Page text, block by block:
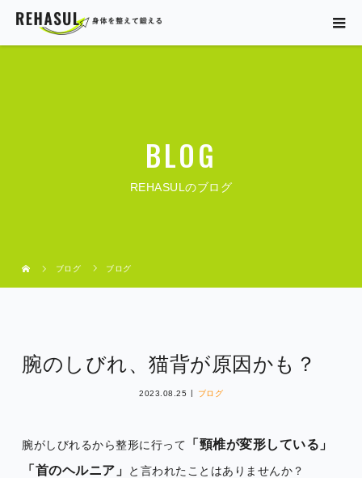
BLOG
REHASULのブログ
ブログ ブログ
腕のしびれ、猫背が原因かも？
2023.08.25 ブログ
腕がしびれるから整形に行って
「頸椎が変形している」
「首のヘルニア」
と言われたことはありませんか？